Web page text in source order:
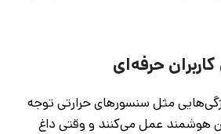
حرفه‌ای
مثل سنسورهای حرارتی توجه
هوشمند عمل می‌کنند و وقتی داغ